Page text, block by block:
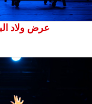
عرض ولاد